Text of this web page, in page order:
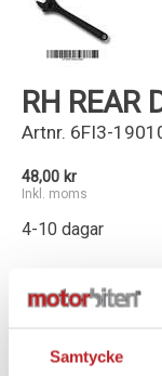
Samtycke
RH REAR
Artnr. 6FI3-
48,00 kr
Inkl. moms
4-10 dagar
- +